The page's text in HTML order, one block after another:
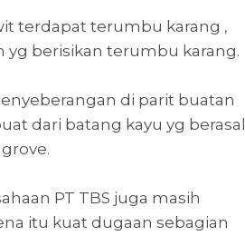
terdapat terumbu karang ,
yg berisikan terumbu karang.
di parit buatan
dari batang kayu yg berasal
PT TBS juga masih
itu kuat dugaan sebagian